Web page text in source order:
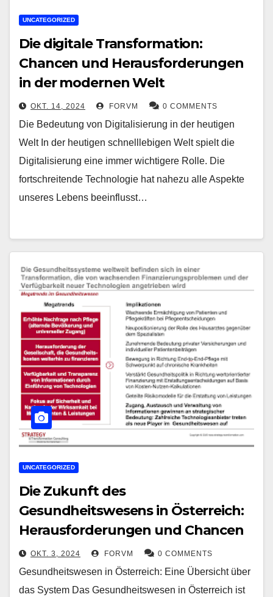
UNCATEGORIZED
Die digitale Transformation:
Chancen und Herausforderungen
in der modernen Welt
OKT. 14, 2024 FORVM 0 COMMENTS
Die Bedeutung von Digitalisierung in der heutigen
Welt In der heutigen schnelllebigen Welt spielt die
Digitalisierung eine immer wichtigere Rolle. Die
fortschreitende Technologie hat nahezu alle Aspekte
unseres Lebens beeinflusst…
UNCATEGORIZED
Die Zukunft des
Gesundheitswesens in Österreich:
Herausforderungen und Chancen
OKT. 3, 2024 FORVM 0 COMMENTS
Gesundheitswesen in Österreich: Eine Übersicht über
das System Das Gesundheitswesen in Österreich ist